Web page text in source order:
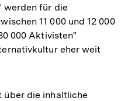
werden für die
11 000 und 12 000
000 Aktivisten"
eher weit
über die inhaltliche